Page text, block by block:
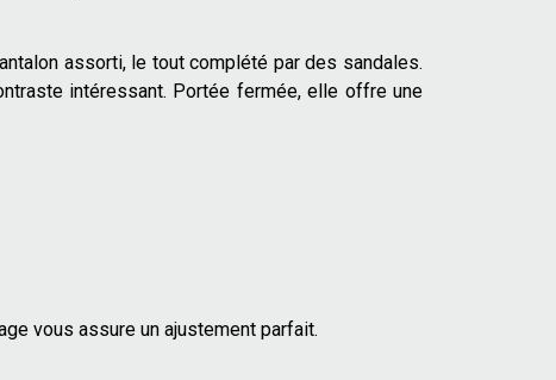
assorti, le tout complété par des sandales.
intéressant. Portée fermée, elle offre une
vous assure un ajustement parfait.